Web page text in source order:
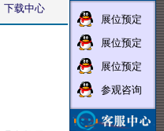
下载中心
展位预定
展位预定
展位预定
参观咨询